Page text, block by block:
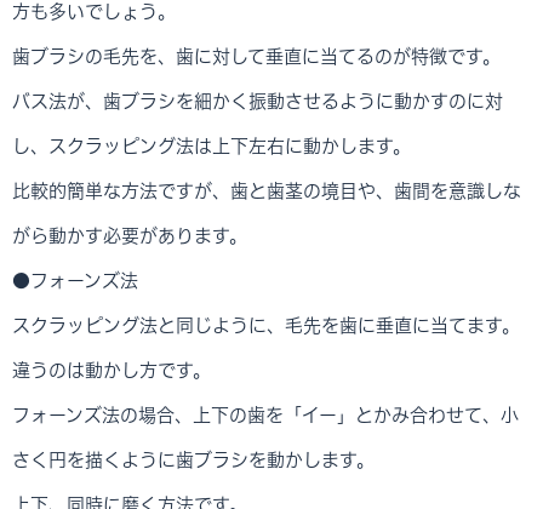
方も多いでしょう。
歯ブラシの毛先を、歯に対して垂直に当てるのが特徴です。
バス法が、歯ブラシを細かく振動させるように動かすのに対
し、スクラッピング法は上下左右に動かします。
比較的簡単な方法ですが、歯と歯茎の境目や、歯間を意識しな
がら動かす必要があります。
●フォーンズ法
スクラッピング法と同じように、毛先を歯に垂直に当てます。
違うのは動かし方です。
フォーンズ法の場合、上下の歯を「イー」とかみ合わせて、小
さく円を描くように歯ブラシを動かします。
上下、同時に磨く方法です。